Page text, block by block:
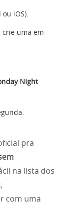
iOS).
crie uma em
Night
pra
na lista dos
,
com uma